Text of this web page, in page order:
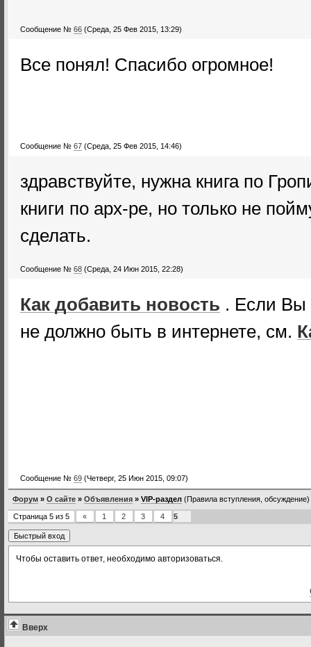
Сообщение № 66 (Среда, 25 Фев 2015, 13:29)
Все понял! Спасибо огромное!
Сообщение № 67 (Среда, 25 Фев 2015, 14:46)
здравствуйте, нужна книга по
книги по арх-ре, но только не
сделать.
Сообщение № 68 (Среда, 24 Июн 2015, 22:28)
Как добавить новость . Если Вы
не должно быть в интернете, см.
Сообщение № 69 (Четверг, 25 Июн 2015, 09:07)
Форум » О сайте » Объявления » VIP-раздел (Правила вступления, обсуждение)
Страница 5 из 5 « 1 2 3 4 5
Чтобы оставить ответ, необходимо авторизоваться.
Вверх